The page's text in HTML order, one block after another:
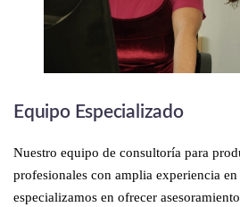
Equipo Especializado
Nuestro equipo de consultoría para
profesionales con amplia experiencia
especializamos en ofrecer